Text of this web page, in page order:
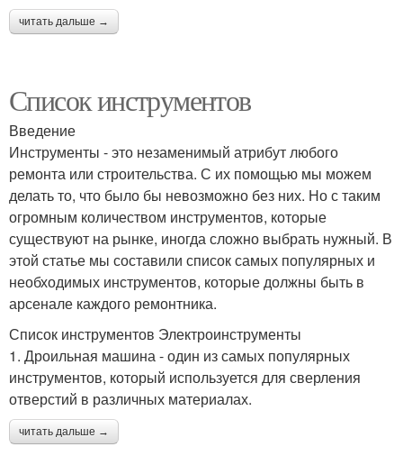
читать дальше →
Список инструментов
Введение
Инструменты - это незаменимый атрибут любого
ремонта или строительства. С их помощью мы можем
делать то, что было бы невозможно без них. Но с таким
огромным количеством инструментов, которые
существуют на рынке, иногда сложно выбрать нужный. В
этой статье мы составили список самых популярных и
необходимых инструментов, которые должны быть в
арсенале каждого ремонтника.
Список инструментов Электроинструменты
1. Дроильная машина - один из самых популярных
инструментов, который используется для сверления
отверстий в различных материалах.
читать дальше →